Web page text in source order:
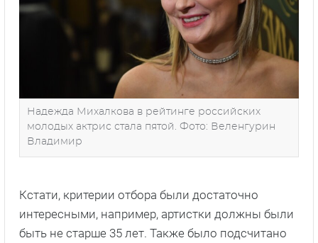
Надежда Михалкова в рейтинге российских
молодых актрис стала пятой. Фото: Веленгурин
Владимир
Кстати, критерии отбора были достаточно
интересными, например, артистки должны были
быть не старше 35 лет. Также было подсчитано